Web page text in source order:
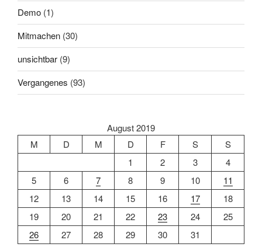
Demo (1)
Mitmachen (30)
unsichtbar (9)
Vergangenes (93)
August 2019
M
D M D F S
S
1
2 3
4
5
6 7 8 9 10
11
12
13 14 15 16 17
18
19
20 21 22 23 24
25
26
27 28 29 30
31